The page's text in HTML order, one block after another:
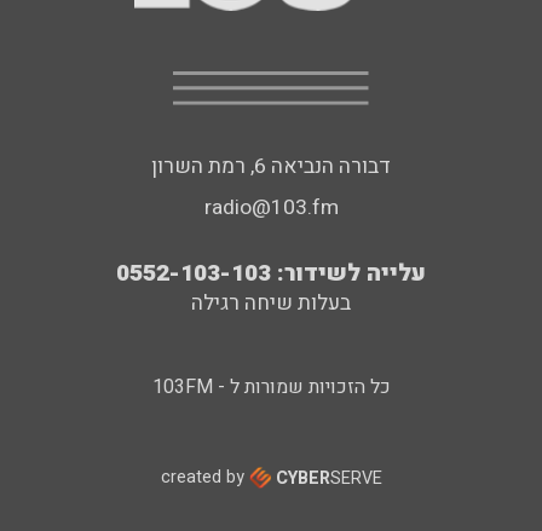
דבורה הנביאה 6, רמת השרון
radio@103.fm
עלייה לשידור: 0552-103-103
בעלות שיחה רגילה
כל הזכויות שמורות ל - 103FM
created by CYBERSERVE